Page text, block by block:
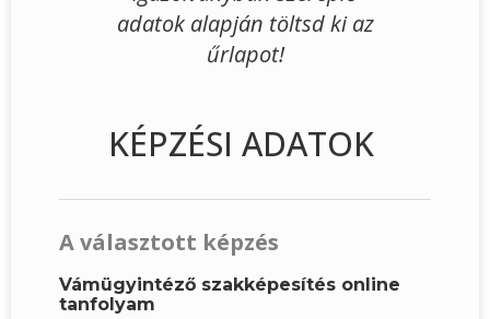
adatok alapján töltsd ki az
űrlapot!
KÉPZÉSI ADATOK
A választott képzés
Vámügyintéző szakképesítés online
tanfolyam